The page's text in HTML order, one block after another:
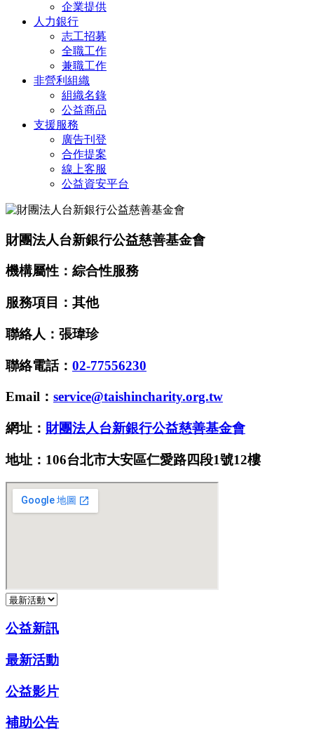
企業提供
人力銀行
志工招募
全職工作
兼職工作
非營利組織
組織名錄
公益商品
支援服務
廣告刊登
合作提案
線上客服
公益資安平台
財團法人台新銀行公益慈善基金會
機構屬性：綜合性服務
服務項目：其他
聯絡人：張瑋珍
聯絡電話： 02-77556230
Email： service@taishincharity.org.tw
網址： 財團法人台新銀行公益慈善基金會
地址：106台北市大安區仁愛路四段1號12樓
公益新訊
最新活動
公益影片
補助公告